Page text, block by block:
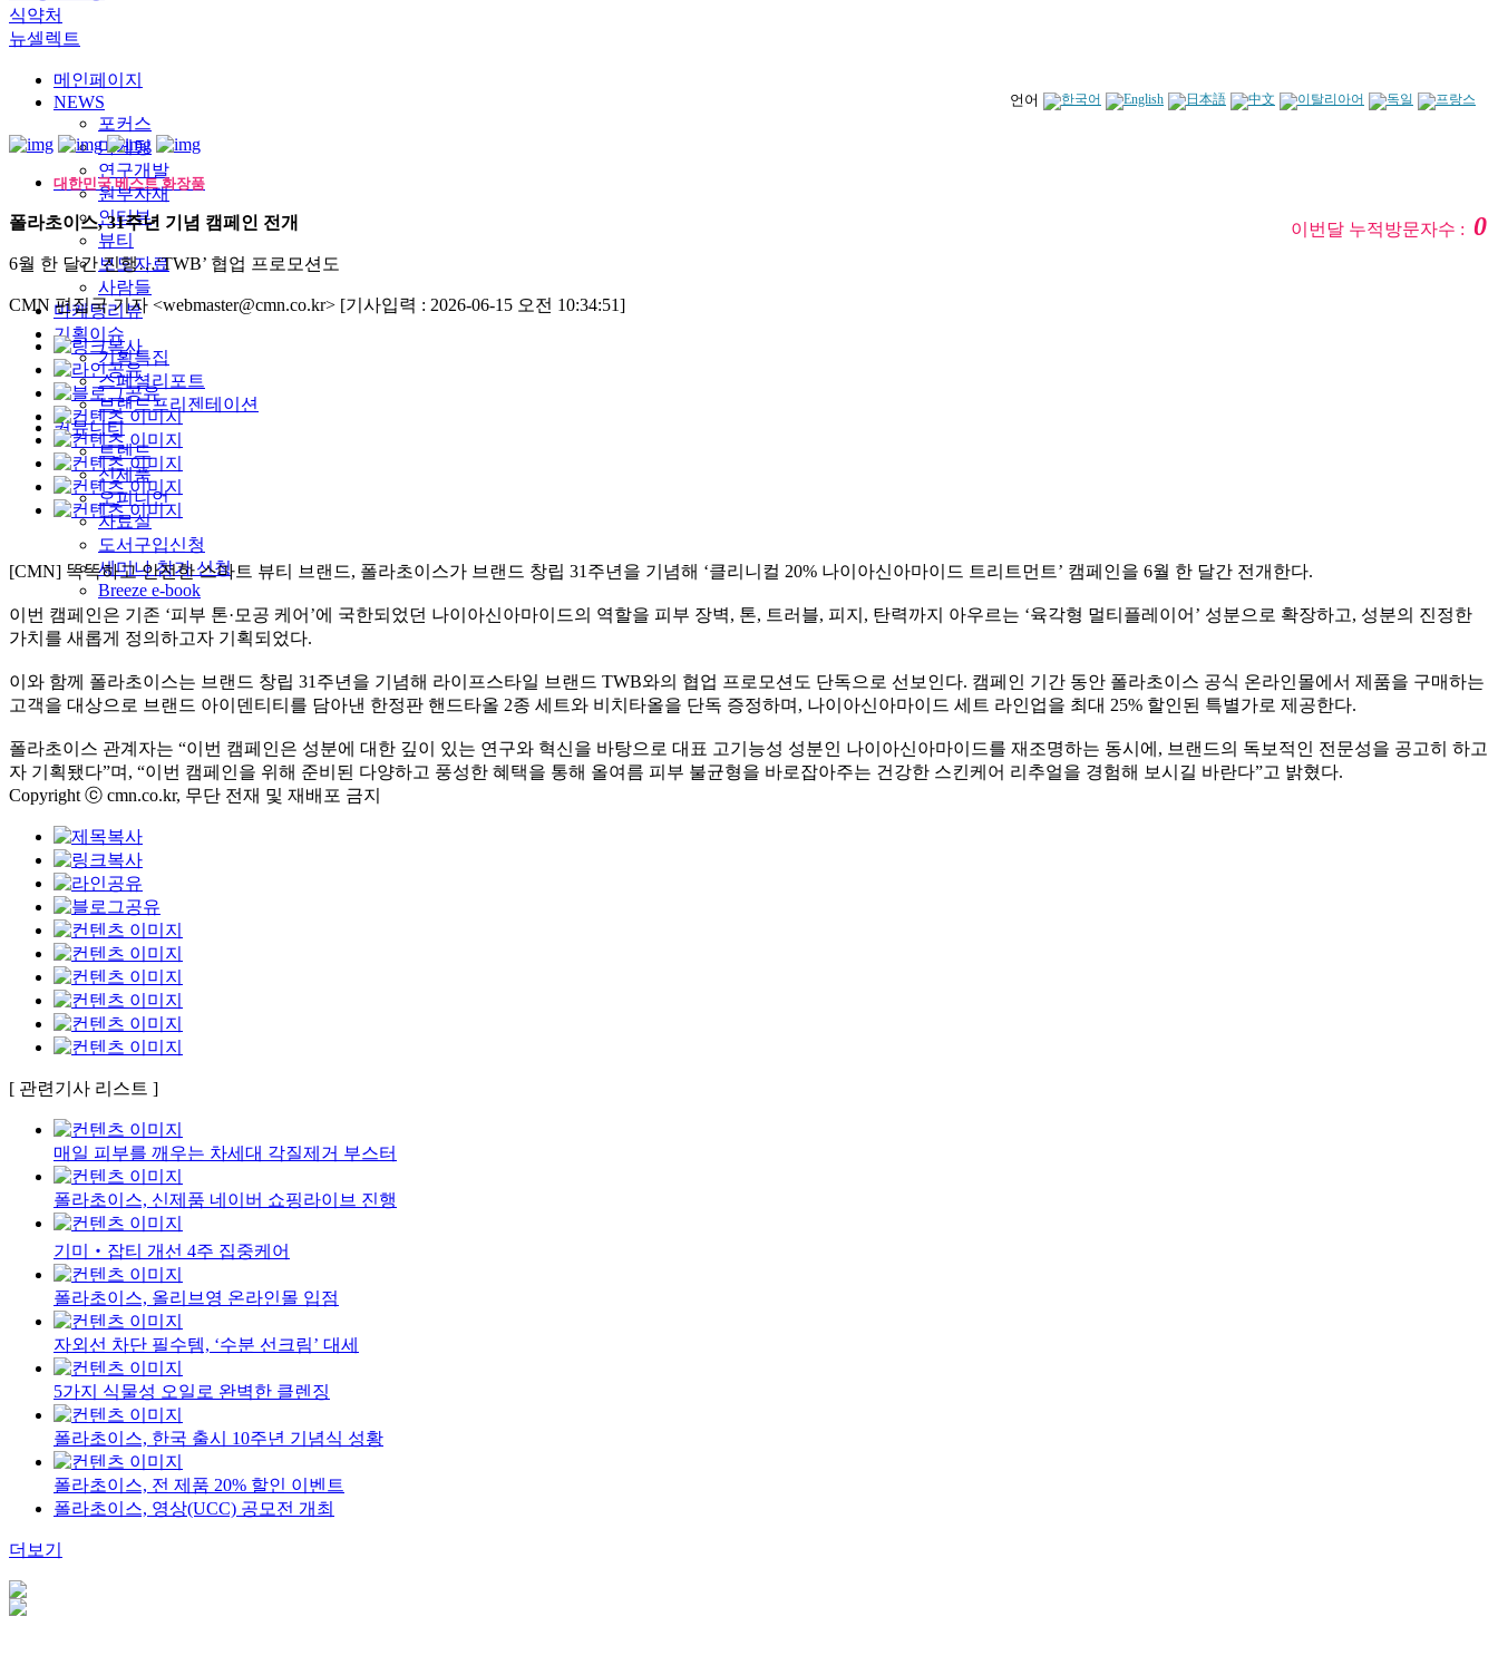
식약처
뉴셀렉트
언어
메인페이지
NEWS
포커스
마케팅
연구개발
원부자재
인터뷰
뷰티
보도자료
사람들
마케팅리뷰
기획이슈
기획특집
스페셜리포트
브랜드프리젠테이션
커뮤니티
트렌드
신제품
오피니언
자료실
도서구입신청
세미나 참가 신청
Breeze e-book
대한민국 베스트 화장품
이번달 누적방문자수 :0
폴라초이스, 31주년 기념 캠페인 전개
6월 한 달간 진행…‘TWB’ 협업 프로모션도
CMN 편집국 기자 <webmaster@cmn.co.kr> [기사입력 : 2026-06-15 오전 10:34:51]
[CMN] 똑똑하고 안전한 스마트 뷰티 브랜드, 폴라초이스가 브랜드 창립 31주년을 기념해 ‘클리니컬 20% 나이아신아마이드 트리트먼트’ 캠페인을 6월 한 달간 전개한다.
이번 캠페인은 기존 ‘피부 톤·모공 케어’에 국한되었던 나이아신아마이드의 역할을 피부 장벽, 톤, 트러블, 피지, 탄력까지 아우르는 ‘육각형 멀티플레이어’ 성분으로 확장하고, 성분의 진정한
가치를 새롭게 정의하고자 기획되었다.
이와 함께 폴라초이스는 브랜드 창립 31주년을 기념해 라이프스타일 브랜드 TWB와의 협업 프로모션도 단독으로 선보인다. 캠페인 기간 동안 폴라초이스 공식 온라인몰에서 제품을 구매하는
고객을 대상으로 브랜드 아이덴티티를 담아낸 한정판 핸드타올 2종 세트와 비치타올을 단독 증정하며, 나이아신아마이드 세트 라인업을 최대 25% 할인된 특별가로 제공한다.
폴라초이스 관계자는 “이번 캠페인은 성분에 대한 깊이 있는 연구와 혁신을 바탕으로 대표 고기능성 성분인 나이아신아마이드를 재조명하는 동시에, 브랜드의 독보적인 전문성을 공고히 하고
자 기획됐다”며, “이번 캠페인을 위해 준비된 다양하고 풍성한 혜택을 통해 올여름 피부 불균형을 바로잡아주는 건강한 스킨케어 리추얼을 경험해 보시길 바란다”고 밝혔다.
Copyright ⓒ cmn.co.kr, 무단 전재 및 재배포 금지
[ 관련기사 리스트 ]
매일 피부를 깨우는 차세대 각질제거 부스터
폴라초이스, 신제품 네이버 쇼핑라이브 진행
기미‧잡티 개선 4주 집중케어
폴라초이스, 올리브영 온라인몰 입점
자외선 차단 필수템, ‘수분 선크림’ 대세
5가지 식물성 오일로 완벽한 클렌징
폴라초이스, 한국 출시 10주년 기념식 성황
폴라초이스, 전 제품 20% 할인 이벤트
폴라초이스, 영상(UCC) 공모전 개최
더보기